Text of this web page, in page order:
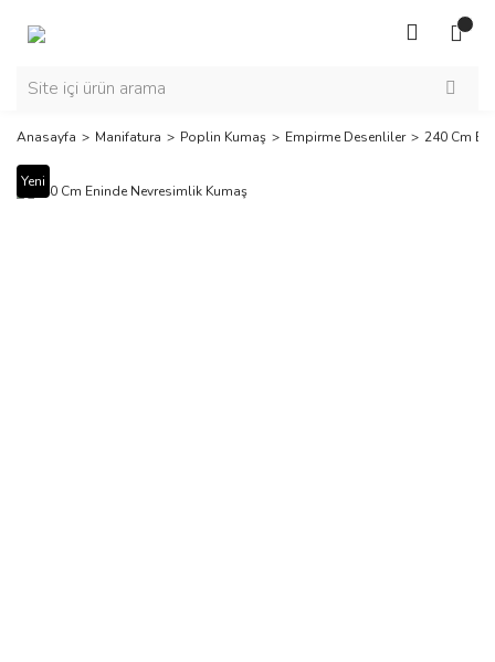
Anasayfa Manifatura Poplin Kumaş Empirme Desenliler 240 Cm
Yeni